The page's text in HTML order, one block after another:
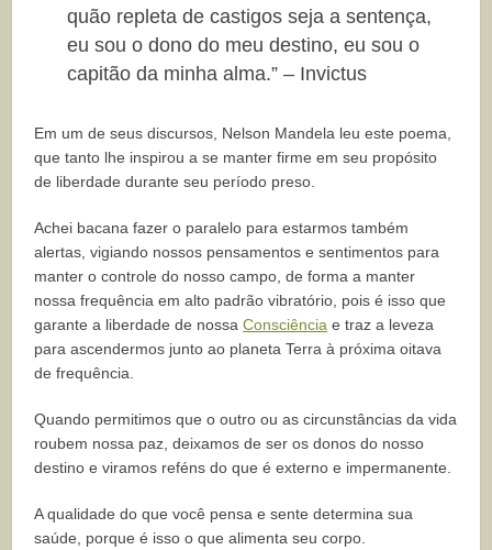
quão repleta de castigos seja a sentença,
eu sou o dono do meu destino, eu sou o
capitão da minha alma.” – Invictus
Em um de seus discursos, Nelson Mandela leu este poema,
que tanto lhe inspirou a se manter firme em seu propósito
de liberdade durante seu período preso.
Achei bacana fazer o paralelo para estarmos também
alertas, vigiando nossos pensamentos e sentimentos para
manter o controle do nosso campo, de forma a manter
nossa frequência em alto padrão vibratório, pois é isso que
garante a liberdade de nossaConsciência e traz a leveza
para ascendermos junto ao planeta Terra à próxima oitava
de frequência.
Quando permitimos que o outro ou as circunstâncias da vida
roubem nossa paz, deixamos de ser os donos do nosso
destino e viramos reféns do que é externo e impermanente.
A qualidade do que você pensa e sente determina sua
saúde, porque é isso o que alimenta seu corpo.